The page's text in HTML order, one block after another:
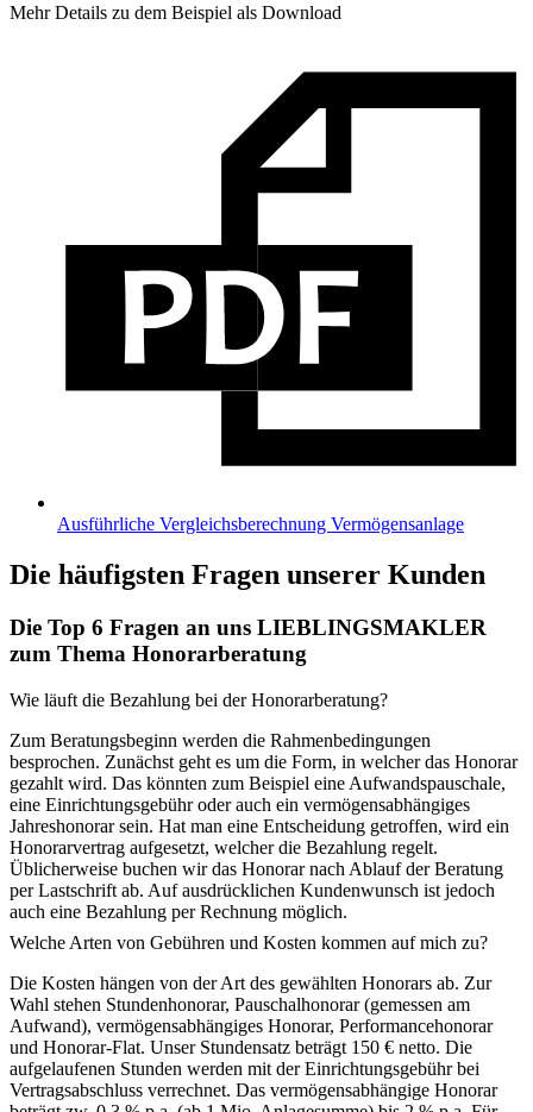
Mehr Details zu dem Beispiel als Download
Ausführliche Vergleichs­berechnung Vermögensanlage
Die häufigsten Fragen unserer Kunden
Die Top 6 Fragen an uns LIEBLINGSMAKLER
zum Thema Honorarberatung
Wie läuft die Bezahlung bei der Honorarberatung?
Zum Beratungsbeginn werden die Rahmenbedingungen
besprochen. Zunächst geht es um die Form, in welcher das Honorar
gezahlt wird. Das könnten zum Beispiel eine Aufwandspauschale,
eine Einrichtungsgebühr oder auch ein vermögensabhängiges
Jahreshonorar sein. Hat man eine Entscheidung getroffen, wird ein
Honorarvertrag aufgesetzt, welcher die Bezahlung regelt.
Üblicherweise buchen wir das Honorar nach Ablauf der Beratung
per Lastschrift ab. Auf ausdrücklichen Kundenwunsch ist jedoch
auch eine Bezahlung per Rechnung möglich.
Welche Arten von Gebühren und Kosten kommen auf mich zu?
Die Kosten hängen von der Art des gewählten Honorars ab. Zur
Wahl stehen Stundenhonorar, Pauschalhonorar (gemessen am
Aufwand), vermögensabhängiges Honorar, Performancehonorar
und Honorar-Flat. Unser Stundensatz beträgt 150 € netto. Die
aufgelaufenen Stunden werden mit der Einrichtungsgebühr bei
Vertragsabschluss verrechnet. Das vermögensabhängige Honorar